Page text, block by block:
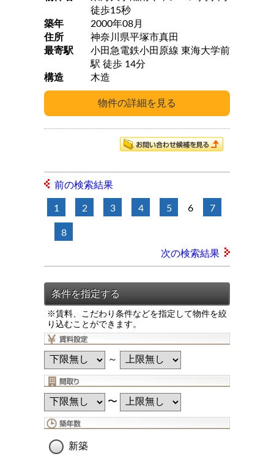
徒歩15秒
築年
2000年08月
住所
神奈川県平塚市真田
最寄駅
小田急電鉄小田原線 東海大学前
駅 徒歩 14分
構造
木造
前の検索結果
1 2 3 4 5 6 7
8
次の検索結果
※賃料、こだわり条件などを指定して物件を絞
り込むことができます。
～
〜
新築